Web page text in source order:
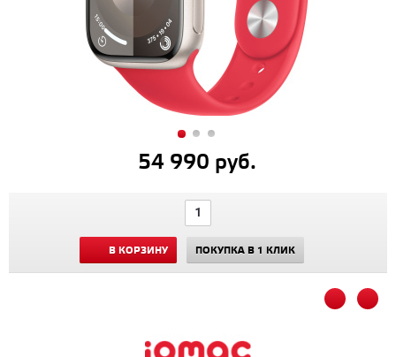
54 990 руб.
В КОРЗИНУ ПОКУПКА В 1 КЛИК